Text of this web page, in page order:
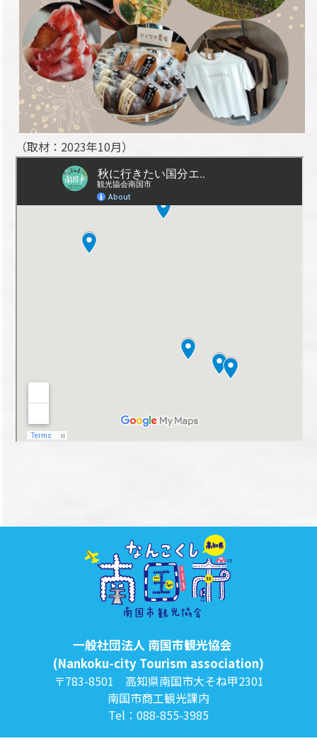
（取材：2023年10月）
一般社団法人 南国市観光協会
(Nankoku-city Tourism association)
〒783-8501 高知県南国市大そね甲2301
南国市商工観光課内
Tel：088-855-3985